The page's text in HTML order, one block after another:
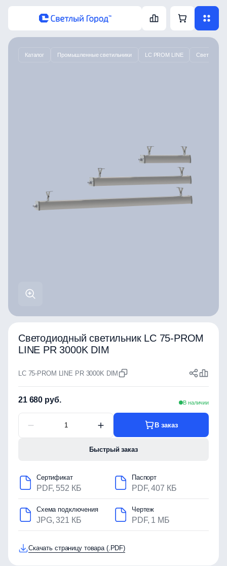
Каталог Промышленные светильники LC PROM LINE
Светодиодный светильник LC 75-PROM
LINE PR 3000K DIM
LC 75-PROM LINE PR 3000K DIM
21 680 руб. В наличии
В заказ
Быстрый заказ
Сертификат
PDF, 552 КБ
Паспорт
PDF, 407 КБ
Схема подключения
JPG, 321 КБ
Чертеж
PDF, 1 МБ
Скачать страницу товара (.PDF)